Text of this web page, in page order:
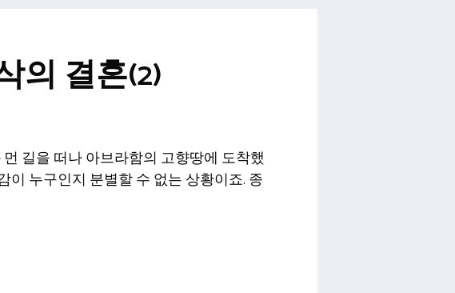
의 결혼(2)
길을 떠나 아브라함의 고향땅에 도착했
누구인지 분별할 수 없는 상황이죠. 종